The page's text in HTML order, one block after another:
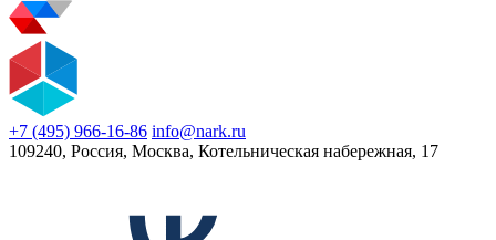
+7 (495) 966-16-86 info@nark.ru
109240, Россия, Москва, Котельническая набережная, 17